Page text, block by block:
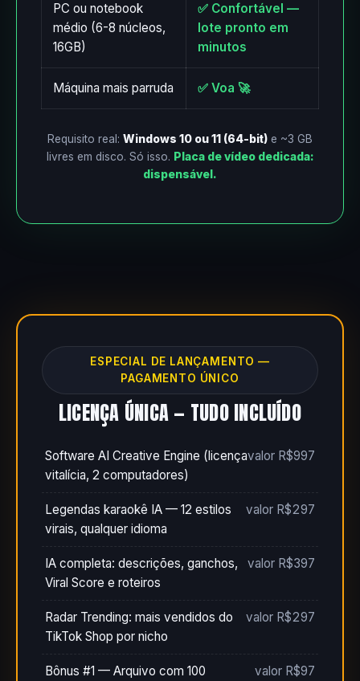
PC ou notebook
médio (6-8 núcleos,
16GB)
✅ Confortável —
lote pronto em
minutos
Máquina mais parruda ✅ Voa 🚀
Requisito real: Windows 10 ou 11 (64-bit) e ~3 GB
livres em disco. Só isso. Placa de vídeo dedicada:
dispensável.
ESPECIAL DE LANÇAMENTO —
PAGAMENTO ÚNICO
LICENÇA ÚNICA — TUDO INCLUÍDO
Software AI Creative Engine (licença
vitalícia, 2 computadores)
valor R$997
Legendas karaokê IA — 12 estilos
virais, qualquer idioma
valor R$297
IA completa: descrições, ganchos,
Viral Score e roteiros
valor R$397
Radar Trending: mais vendidos do
TikTok Shop por nicho
valor R$297
Bônus #1 — Arquivo com 100 valor R$97